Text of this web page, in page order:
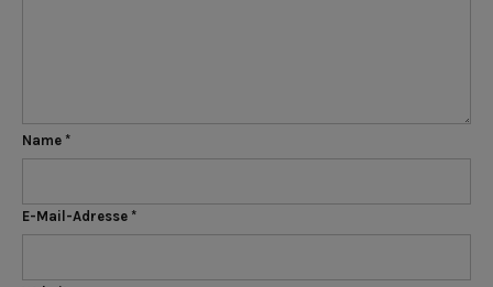
Name *
E-Mail-Adresse *